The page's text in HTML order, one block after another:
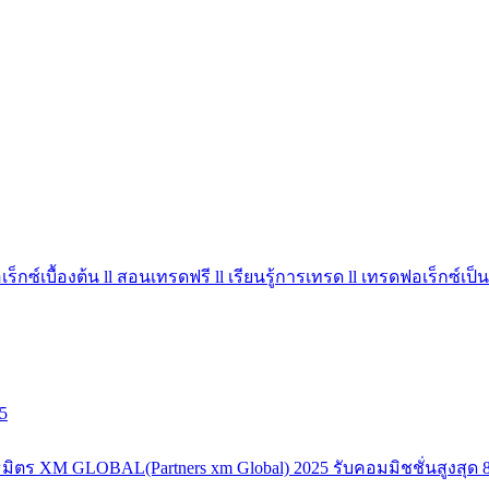
เร็กซ์เบื้องต้น ll สอนเทรดฟรี ll เรียนรู้การเทรด ll เทรดฟอเร็กซ์เ
XM GLOBAL(Partners xm Global) 2025 รับคอมมิชชั่นสูงสุด